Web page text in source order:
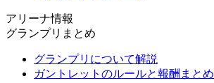
アリーナ情報
グランプリまとめ
グランプリについて解説
ガントレットのルールと報酬まとめ